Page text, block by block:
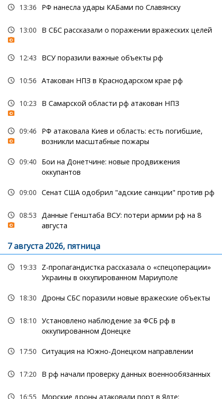
13:36 РФ нанесла удары КАБами по Славянску
13:00 В СБС рассказали о поражении вражеских целей
12:43 ВСУ поразили важные объекты рф
10:56 Атакован НПЗ в Краснодарском крае рф
10:23 В Самарской области рф атакован НПЗ
09:46
РФ атаковала Киев и область: есть погибшие,
возникли масштабные пожары
09:40
Бои на Донетчине: новые продвижения
оккупантов
09:00 Сенат США одобрил "адские санкции" против рф
08:53 Данные Генштаба ВСУ: потери армии рф на 8
августа
7 августа 2026, пятница
19:33
Z-пропагандистка рассказала о «спецоперации»
Украины в оккупированном Мариуполе
18:30 Дроны СБС поразили новые вражеские объекты
18:10 Установлено наблюдение за ФСБ рф в
оккупированном Донецке
17:50 Ситуация на Южно-Донецком направлении
17:20 В рф начали проверку данных военнообязанных
16:55 Морские дроны атаковали порт в Ялте: